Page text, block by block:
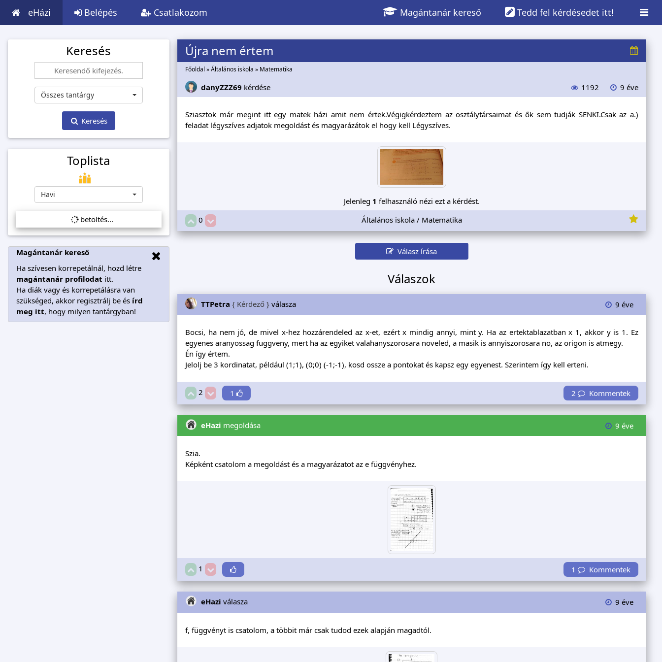
eHázi Belépés Csatlakozom Tedd fel kérdésedet itt!
Magántanár kereső
Keresés
Összes tantárgy
Keresés
Toplista
Havi
betöltés...
Magántanár kereső
Ha szívesen korrepetálnál, hozd létre
magántanár profilodat itt.
Ha diák vagy és korrepetálásra van
szükséged, akkor regisztrálj be és írd
meg itt, hogy milyen tantárgyban!
Újra nem értem
Főoldal »Általános iskola » Matematika
danyZZZ69 kérdése 1192 9 éve
Sziasztok már megint itt egy matek házi amit nem értek.Végigkérdeztem az osztálytársaimat és ők sem tudják SENKI.Csak az a.)
feladat légyszíves adjatok megoldást és magyarázátok el hogy kell Légyszíves.
Jelenleg 1 felhasználó nézi ezt a kérdést.
0
Általános iskola / Matematika
Válasz írása
Válaszok
TTPetra { Kérdező }válasza 9 éve
Bocsi, ha nem jó, de mivel x-hez hozzárendeled az x-et, ezért x mindig annyi, mint y. Ha az ertektablazatban x 1, akkor y is 1. Ez
egyenes aranyossag fuggveny, mert ha az egyiket valahanyszorosara noveled, a masik is annyiszorosara no, az origon is atmegy.
Én így értem.
Jelolj be 3 kordinatat, például (1;1), (0;0) (-1;-1), kosd ossze a pontokat és kapsz egy egyenest. Szerintem így kell erteni.
2 1 2 Kommentek
eHazi megoldása 9 éve
Szia.
Képként csatolom a megoldást és a magyarázatot az e függvényhez.
1 1 Kommentek
eHazi válasza 9 éve
f, függvényt is csatolom, a többit már csak tudod ezek alapján magadtól.